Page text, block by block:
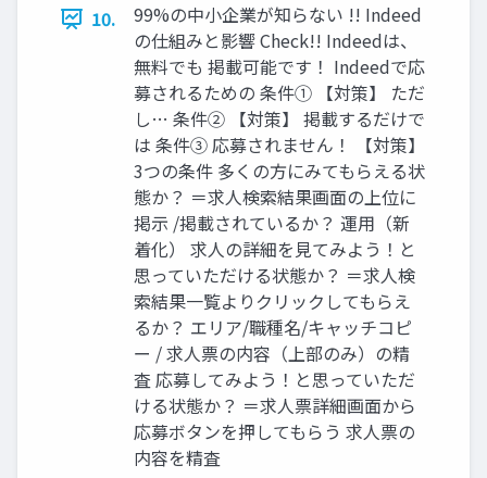
10.
99%の中小企業が知らない !! Indeed
の仕組みと影響 Check!! Indeedは、
無料でも 掲載可能です！ Indeedで応
募されるための 条件① 【対策】 ただ
し… 条件② 【対策】 掲載するだけで
は 条件③ 応募されません！ 【対策】
3つの条件 多くの方にみてもらえる状
態か？ ＝求人検索結果画面の上位に
掲示 /掲載されているか？ 運用（新
着化） 求人の詳細を見てみよう！と
思っていただける状態か？ ＝求人検
索結果一覧よりクリックしてもらえ
るか？ エリア/職種名/キャッチコピ
ー / 求人票の内容（上部のみ）の精
査 応募してみよう！と思っていただ
ける状態か？ ＝求人票詳細画面から
応募ボタンを押してもらう 求人票の
内容を精査